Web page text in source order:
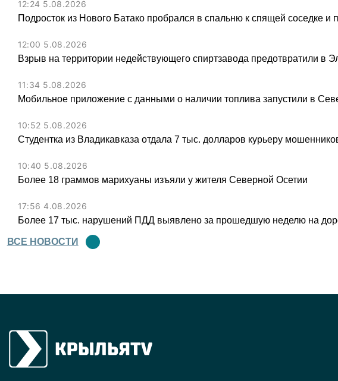
12:24 5.08.2026
Подросток из Нового Батако пробрался в спальню к спящей соседке и
12:00 5.08.2026
Взрыв на территории недействующего спиртзавода предотвратили в
11:34 5.08.2026
Мобильное приложение с данными о наличии топлива запустили в
10:52 5.08.2026
Студентка из Владикавказа отдала 7 тыс. долларов курьеру
10:40 5.08.2026
Более 18 граммов марихуаны изъяли у жителя Северной Осетии
17:56 4.08.2026
Более 17 тыс. нарушений ПДД выявлено за прошедшую неделю на
ВСЕ НОВОСТИ